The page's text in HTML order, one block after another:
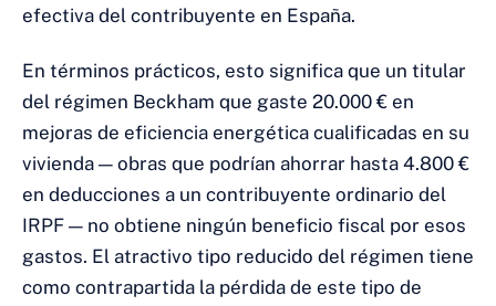
efectiva del contribuyente en España.
En términos prácticos, esto significa que un titular
del régimen Beckham que gaste 20.000 € en
mejoras de eficiencia energética cualificadas en su
vivienda — obras que podrían ahorrar hasta 4.800 €
en deducciones a un contribuyente ordinario del
IRPF — no obtiene ningún beneficio fiscal por esos
gastos. El atractivo tipo reducido del régimen tiene
como contrapartida la pérdida de este tipo de